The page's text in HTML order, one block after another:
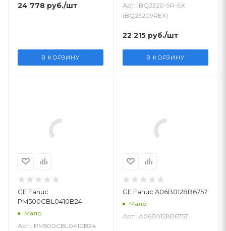
24 778 руб./шт
В КОРЗИНУ
Арт.: BQ2320-9R-EX
(BQ23209REX)
22 215 руб./шт
В КОРЗИНУ
GE Fanuc
PM500CBL0410B24
Мало
Арт.: PM500CBL0410B24
GE Fanuc A06B0128B6757
Мало
Арт.: A06B0128B6757